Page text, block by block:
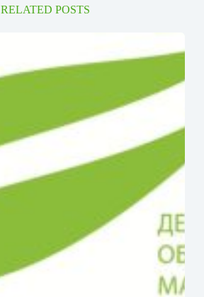
RELATED POSTS